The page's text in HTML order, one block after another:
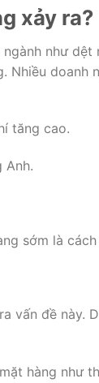
xảy ra?
như dệt
Nhiều doanh
tăng cao.
Anh.
sớm là
vấn đề này.
hàng như